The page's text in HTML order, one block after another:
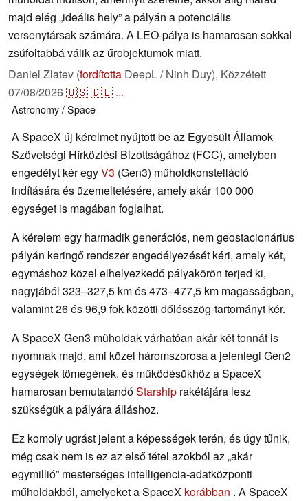
majd elég „ideális hely” a pályán a potenciális
versenytársak számára. A LEO-pálya is hamarosan sokkal
zsúfoltabbá válik az űrobjektumok miatt.
Daniel Zlatev (fordította DeepL / Ninh Duy), Közzétett
07/08/2026🇺🇸🇩🇪 ...
Astronomy / Space
A SpaceX új kérelmet nyújtott be az Egyesült Államok
Szövetségi Hírközlési Bizottságához (FCC), amelyben
engedélyt kér egyV3 (Gen3) műholdkonstelláció
indítására és üzemeltetésére, amely akár 100 000
egységet is magában foglalhat.
A kérelem egy harmadik generációs, nem geostacionárius
pályán keringő rendszer engedélyezését kéri, amely két,
egymáshoz közel elhelyezkedő pályakörön terjed ki,
nagyjából 323–327,5 km és 473–477,5 km magasságban,
valamint 26 és 96,9 fok közötti dőlésszög-tartományt kér.
A SpaceX Gen3 műholdak várhatóan akár két tonnát is
nyomnak majd, ami közel háromszorosa a jelenlegi Gen2
egységek tömegének, és működésükhöz a SpaceX
hamarosan bemutatandóStarship rakétájára lesz
szükségük a pályára álláshoz.
Ez komoly ugrást jelent a képességek terén, és úgy tűnik,
még csak nem is ez az első tétel azokból az „akár
egymillió” mesterséges intelligencia-adatközponti
műholdakból, amelyeket a SpaceX korábban . A SpaceX